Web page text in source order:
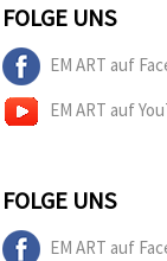
FOLGE UNS
EM ART auf
EM ART auf
FOLGE UNS
EM ART auf